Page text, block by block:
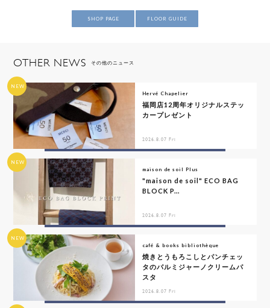
SHOP PAGE FLOOR GUIDE
OTHER NEWS その他のニュース
NEW
Hervé Chapelier
福岡店12周年オリジナルステッ
カープレゼント
2026.8.07 Fri
NEW
maison de soil Plus
"maison de soil" ECO BAG
BLOCK P...
2026.8.07 Fri
NEW
café & books bibliothèque
焼きとうもろこしとパンチェッ
タのパルミジャーノクリームパ
スタ
2026.8.07 Fri